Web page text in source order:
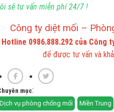
sẽ tư vấn miễn phí 24/7 !
Công ty diệt mối –
Hotline 0986.888.292 của Công
để được tư vấn và
mục:
Dịch vụ phòng chống mối Miền Trung